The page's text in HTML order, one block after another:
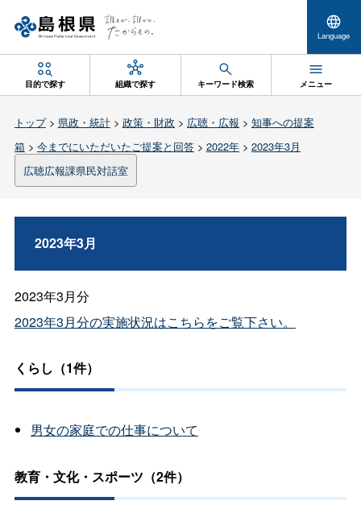
Language
目的で探す 組織で探す キーワード検索 メニュー
トップ> 県政・統計> 政策・財政 > 広聴・広報 > 知事への提案
箱> 今までにいただいたご提案と回答> 2022年> 2023年3月
広聴広報課県民対話室
2023年3月
2023年3月分
2023年3月分の実施状況はこちらをご覧下さい。
くらし（1件）
男女の家庭での仕事について
教育・文化・スポーツ（2件）